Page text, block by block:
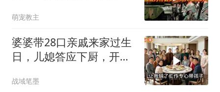
萌宠教主
婆婆带28口亲戚来家过生
日，儿媳答应下厨，开饭
战域笔墨